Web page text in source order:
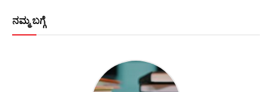
ನಮ್ಮ ಬಗ್ಗೆ